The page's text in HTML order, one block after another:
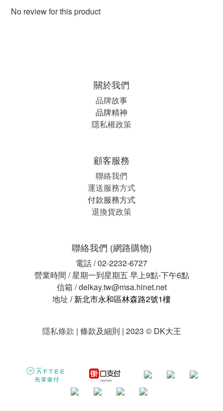
No review for this product
關於我們
品牌故事
品牌精神
隱私權政策
顧客服務
聯絡我們
運送服務方式
付款服務方式
退換貨政策
聯絡我們 (網路購物)
電話 / 02-2232-6727
營業時間 / 星期一到星期五 早上9點-下午6點
信箱 / delkay.tw@msa.hinet.net
地址 / 新北市永和區林森路2號1樓
隱私條款 | 條款及細則 | 2023 © DK大王